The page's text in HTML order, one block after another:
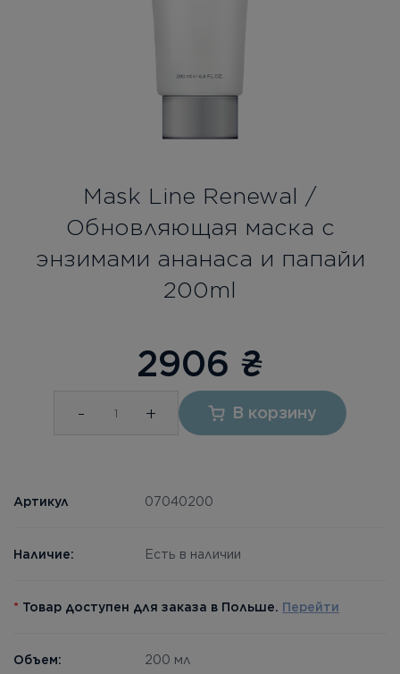
Mask Line Renewal /
Обновляющая маска с
энзимами ананаса и папайи
200ml
2906 ₴
- + В корзину
Артикул 07040200
Наличие: Есть в наличии
* Товар доступен для заказа в Польше. Перейти
Объем: 200 мл